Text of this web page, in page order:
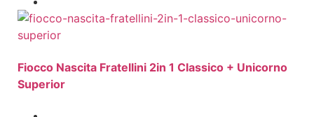
Fiocco Nascita Fratellini 2in 1 Classico + Unicorno
Superior